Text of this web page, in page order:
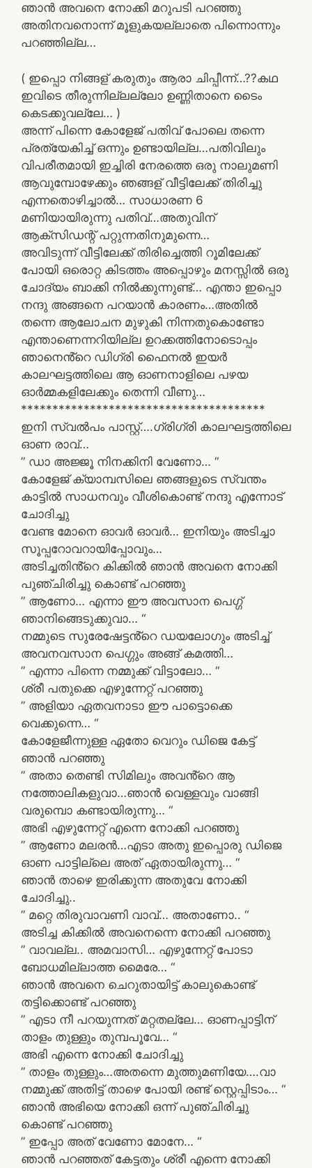
ഞാൻ അവനെ നോക്കി മറുപടി പറഞ്ഞു
അതിനവനൊന്ന് മൂളുകയല്ലാതെ പിന്നൊന്നും
പറഞ്ഞില്ല…
( ഇപ്പൊ നിങ്ങള് കരുതും ആരാ ചിപ്പീന്ന്…??കഥ
ഇവിടെ തീരുന്നില്ലല്ലോ ഉണ്ണിതാനെ ടൈം
കെടക്കുവല്ലേ… )
അന്ന് പിന്നെ കോളേജ് പതിവ് പോലെ തന്നെ
പ്രത്യേകിച്ച് ഒന്നും ഉണ്ടായില്ല…പതിവിലും
വിപരീതമായി ഇച്ചിരി നേരത്തെ ഒരു നാലുമണി
ആവുമ്പോഴേക്കും ഞങ്ങള് വീട്ടിലേക്ക് തിരിച്ചു
എന്നതൊഴിച്ചാൽ… സാധാരണ 6
മണിയായിരുന്നു പതിവ്…അതുവിന്
ആക്സിഡന്റ് പറ്റുന്നതിനുമുന്നെ…
അവിടുന്ന് വീട്ടിലേക്ക് തിരിച്ചെത്തി റൂമിലേക്ക്
പോയി ഒരൊറ്റ കിടത്തം അപ്പൊഴും മനസ്സിൽ ഒരു
ചോദ്യം ബാക്കി നിൽക്കുന്നുണ്ട്… എന്താ ഇപ്പൊ
നന്ദു അങ്ങനെ പറയാൻ കാരണം…അതിൽ
തന്നെ ആലോചന മുഴുകി നിന്നതുകൊണ്ടോ
എന്താണെന്നറിയില്ല ഉറക്കത്തിനോടൊപ്പം
ഞാനെൻ്റെ ഡിഗ്രി ഫൈനൽ ഇയർ
കാലഘട്ടത്തിലെ ആ ഓണനാളിലെ പഴയ
ഓർമ്മകളിലേക്കും തെന്നി വീണു…
***************************************
ഇനി സ്വൽപം പാസ്റ്റ്….ഗ്രിഗ്രി കാലഘട്ടത്തിലെ
ഓണ രാവ്…
” ഡാ അജ്ജൂ നിനക്കിനി വേണോ… “
കോളേജ് ക്യാമ്പസിലെ ഞങ്ങളുടെ സ്വന്തം
കാട്ടിൽ സാധനവും വീശികൊണ്ട് നന്ദു എന്നോട്
ചോദിച്ചു
വേണ്ട മോനെ ഓവർ ഓവർ… ഇനിയും അടിച്ചാ
സൂപ്പറോവറായിപ്പോവും…
അടിച്ചതിൻ്റെ കിക്കിൽ ഞാൻ അവനെ നോക്കി
പുഞ്ചിരിച്ചു കൊണ്ട് പറഞ്ഞു
” ആണോ… എന്നാ ഈ അവസാന പെഗ്ഗ്
ഞാനിങ്ങെടുക്കുവാ… “
നമ്മുടെ സുരേഷേട്ടൻ്റെ ഡയലോഗും അടിച്ച്
അവനവസാന പെഗ്ഗും അങ്ങ് കമത്തി…
” എന്നാ പിന്നെ നമ്മുക്ക് വിട്ടാലോ… “
ശ്രീ പതുക്കെ എഴുന്നേറ്റ് പറഞ്ഞു
” അളിയാ ഏതവനാടാ ഈ പാട്ടൊക്കെ
വെക്കുന്നെ… “
കോളേജീന്നുള്ള ഏതോ വെറും ഡിജെ കേട്ട്
ഞാൻ പറഞ്ഞു
” അതാ തെണ്ടി സിമിലും അവൻ്റെ ആ
നത്തോലികളുവാ…ഞാൻ വെള്ളവും വാങ്ങി
വരുമ്പൊ കണ്ടായിരുന്നു… “
അഭി എഴുന്നേറ്റ് എന്നെ നോക്കി പറഞ്ഞു
” ആണോ മലരൻ…എടാ അതു ഇപ്പൊരു ഡിജെ
ഓണ പാട്ടില്ലെ അത് ഏതായിരുന്നു… “
ഞാൻ താഴെ ഇരിക്കുന്ന അതുവേ നോക്കി
ചോദിച്ചു..
” മറ്റെ തിരുവാവണി വാവ്… അതാണോ.. “
അടിച്ച കിക്കിൽ അവനെന്നെ നോക്കി പറഞ്ഞു
” വാവല്ല.. അമവാസി… എഴുന്നേറ്റ് പോടാ
ബോധമില്ലാത്ത മൈരേ… “
ഞാൻ അവനെ ചെറുതായിട്ട് കാലുകൊണ്ട്
തട്ടിക്കൊണ്ട് പറഞ്ഞു
” എടാ നീ പറയുന്നത് മറ്റതല്ലേ… ഓണപ്പാട്ടിന്
താളം തുള്ളും തുമ്പപൂവേ… “
അഭി എന്നെ നോക്കി ചോദിച്ചു
” താളം തുള്ളും…അതന്നെ മുത്തുമണിയേ….വാ
നമ്മുക്ക് അതിട്ട് താഴെ പോയി രണ്ട് സ്റ്റെപ്പിടാം… “
ഞാൻ അഭിയെ നോക്കി ഒന്ന് പുഞ്ചിരിച്ചു
കൊണ്ട് പറഞ്ഞു
” ഇപ്പോ അത് വേണോ മോനേ… “
ഞാൻ പറഞ്ഞത് കേട്ടതും ശ്രീ എന്നെ നോക്കി